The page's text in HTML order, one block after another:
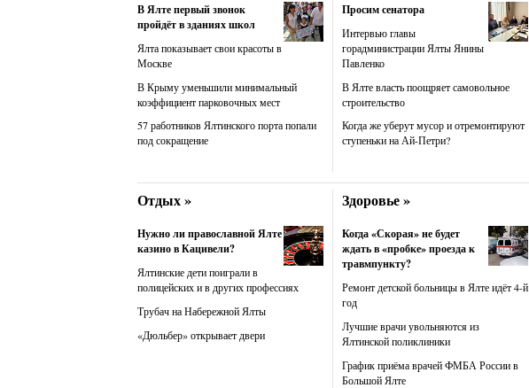
В Ялте первый звонок
пройдёт в зданиях школ
Ялта показывает свои красоты в
Москве
В Крыму уменьшили минимальный
коэффициент парковочных мест
57 работников Ялтинского порта попали
под сокращение
Просим сенатора
Интервью главы
горадминистрации Ялты Янины
Павленко
В Ялте власть поощряет самовольное
строительство
Когда же уберут мусор и отремонтируют
ступеньки на Ай-Петри?
Отдых »
Нужно ли православной Ялте
казино в Кацивели?
Ялтинские дети поиграли в
полицейских и в других профессиях
Трубач на Набережной Ялты
«Дюльбер» открывает двери
Здоровье »
Когда «Скорая» не будет
ждать в «пробке» проезда к
травмпункту?
Ремонт детской больницы в Ялте идёт 4-й
год
Лучшие врачи увольняются из
Ялтинской поликлиники
График приёма врачей ФМБА России в
Большой Ялте